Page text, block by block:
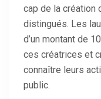
cap de la création
distingués. Les
d’un montant de
ces créatrices et
connaître leurs
public.